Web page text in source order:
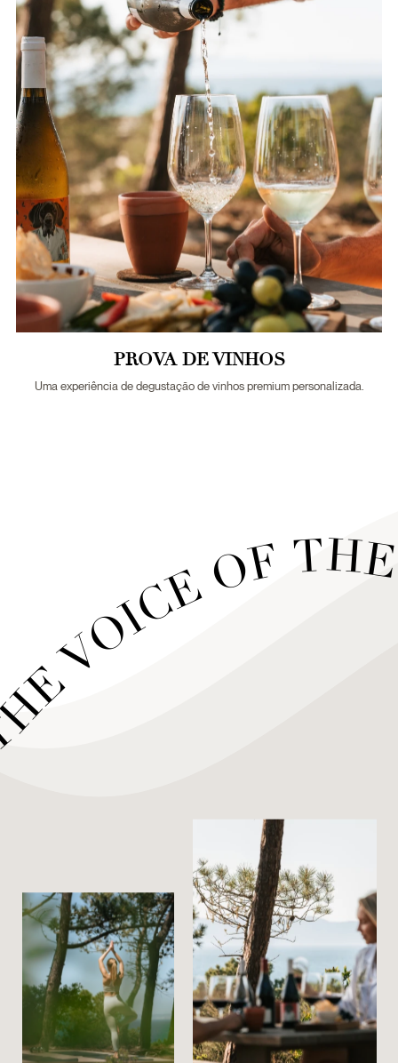
PROVA DE VINHOS
Uma experiência de degustação de vinhos premium personalizada.
OF